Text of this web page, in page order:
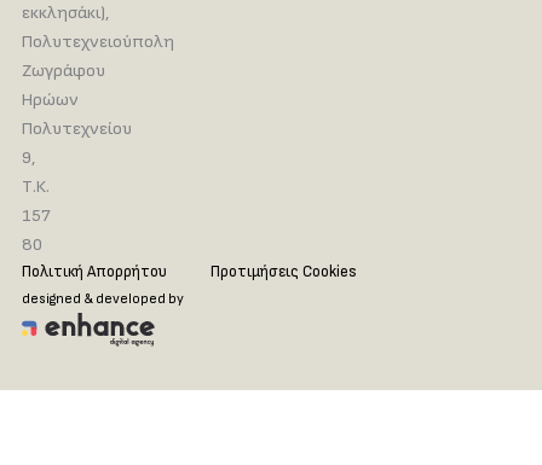
εκκλησάκι),
Πολυτεχνειούπολη
Ζωγράφου
Ηρώων
Πολυτεχνείου
9,
Τ.Κ.
157
80
Πολιτική Απορρήτου Προτιμήσεις Cookies
designed & developed by